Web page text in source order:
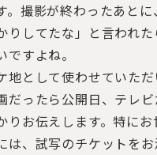
。撮影が終わったあと
りしてたな」と言われ
ですよね。
地として使わせていた
だったら公開日、テレ
りお伝えします。特に
は、試写のチケットを